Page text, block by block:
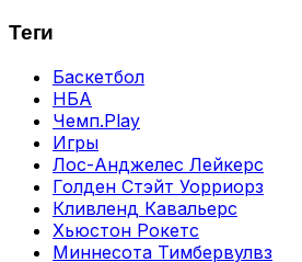
Теги
Баскетбол
НБА
Чемп.Play
Игры
Лос-Анджелес Лейкерс
Голден Стэйт Уорриорз
Кливленд Кавальерс
Хьюстон Рокетс
Миннесота Тимбервулвз